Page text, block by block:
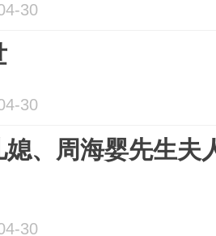
30
30
、周海婴先生夫
30